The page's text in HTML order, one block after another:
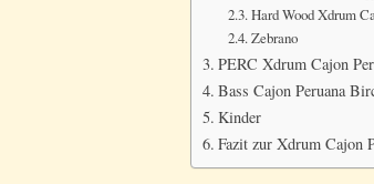
Hard Wood Xdrum
Zebrano
PERC Xdrum Cajon
Bass Cajon Peruana
Kinder
Fazit zur Xdrum Cajon